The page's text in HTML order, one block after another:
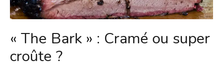
« The Bark » : Cramé ou super
croûte ?